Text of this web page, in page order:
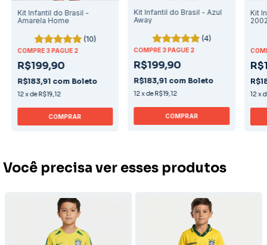
Kit Infantil do Brasil -
Amarela Home
(10)
COMPRE 3 PAGUE 2
R$199,90
R$183,91 com Boleto
12xde R$19,12
COMPRAR
Kit Infantil do Brasil - Azul
Away
(4)
COMPRE 3 PAGUE 2
R$199,90
R$183,91 com Boleto
12xde R$19,12
COMPRAR
Kit
12 x
Você precisa ver esses produtos